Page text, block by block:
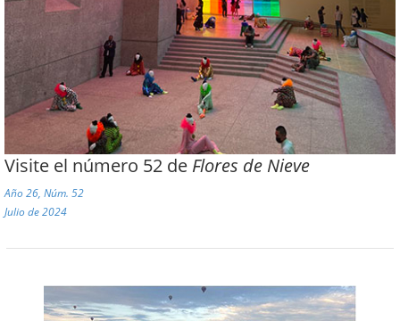
Visite el número 52 de Flores de Nieve
Año 26, Núm. 52
Julio de 2024